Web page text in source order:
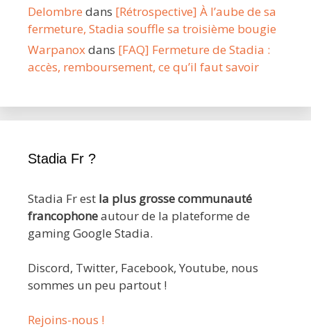
Delombre dans [Rétrospective] À l’aube de sa
fermeture, Stadia souffle sa troisième bougie
Warpanoxdans [FAQ] Fermeture de Stadia :
accès, remboursement, ce qu’il faut savoir
Stadia Fr ?
Stadia Fr est la plus grosse communauté
francophoneautour de la plateforme de
gaming Google Stadia.
Discord, Twitter, Facebook, Youtube, nous
sommes un peu partout !
Rejoins-nous !